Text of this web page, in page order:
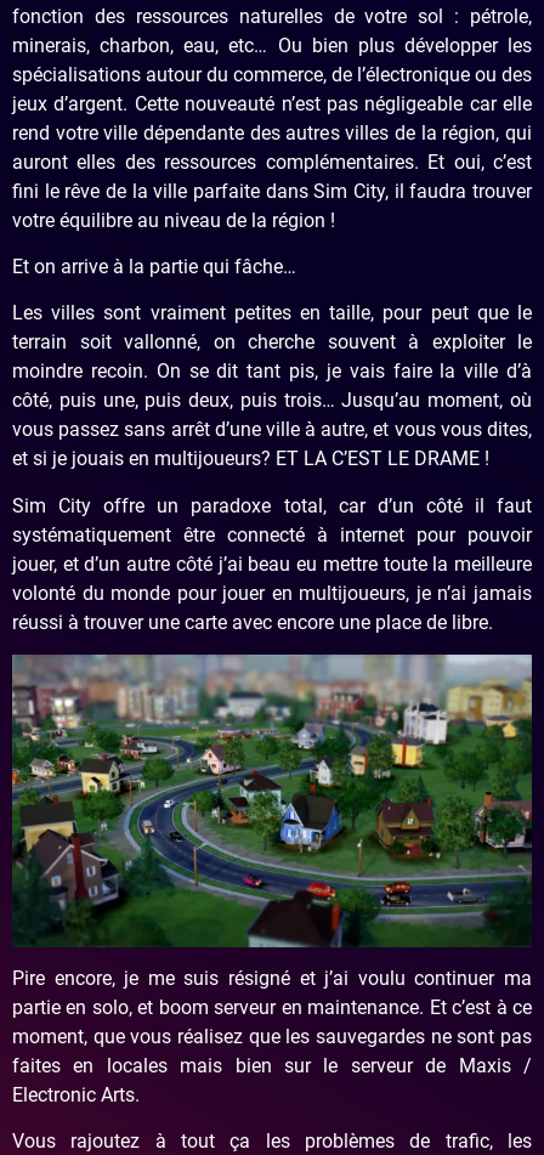
fonction des ressources naturelles de votre sol : pétrole,
minerais, charbon, eau, etc… Ou bien plus développer les
spécialisations autour du commerce, de l’électronique ou des
jeux d’argent. Cette nouveauté n’est pas négligeable car elle
rend votre ville dépendante des autres villes de la région, qui
auront elles des ressources complémentaires. Et oui, c’est
fini le rêve de la ville parfaite dans Sim City, il faudra trouver
votre équilibre au niveau de la région !
Et on arrive à la partie qui fâche…
Les villes sont vraiment petites en taille, pour peut que le
terrain soit vallonné, on cherche souvent à exploiter le
moindre recoin. On se dit tant pis, je vais faire la ville d’à
côté, puis une, puis deux, puis trois… Jusqu’au moment, où
vous passez sans arrêt d’une ville à autre, et vous vous dites,
et si je jouais en multijoueurs? ET LA C’EST LE DRAME !
Sim City offre un paradoxe total, car d’un côté il faut
systématiquement être connecté à internet pour pouvoir
jouer, et d’un autre côté j’ai beau eu mettre toute la meilleure
volonté du monde pour jouer en multijoueurs, je n’ai jamais
réussi à trouver une carte avec encore une place de libre.
Pire encore, je me suis résigné et j’ai voulu continuer ma
partie en solo, et boom serveur en maintenance. Et c’est à ce
moment, que vous réalisez que les sauvegardes ne sont pas
faites en locales mais bien sur le serveur de Maxis /
Electronic Arts.
Vous rajoutez à tout ça les problèmes de trafic, les